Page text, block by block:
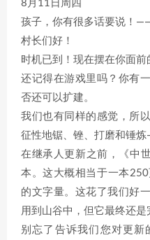
8月11日周四
孩子，你有很多话要说！
村长们好！
时机已到！现在摆在你面前
还记得在游戏里吗？你有
否还可以扩建。
我们也有同样的感觉，所
征性地锯、锉、打磨和锤
在继承人更新之前，《中
本。这大概相当于一本
的文字量。这花了我们好
用到山谷中，但它最终还是
别忘了告诉我们您对更新